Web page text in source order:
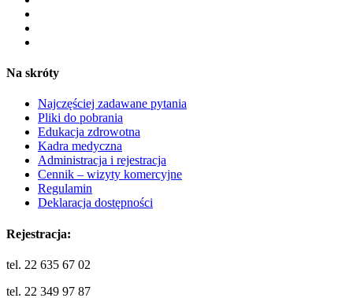
Na skróty
Najczęściej zadawane pytania
Pliki do pobrania
Edukacja zdrowotna
Kadra medyczna
Administracja i rejestracja
Cennik – wizyty komercyjne
Regulamin
Deklaracja dostępności
Rejestracja:
tel. 22 635 67 02
tel. 22 349 97 87